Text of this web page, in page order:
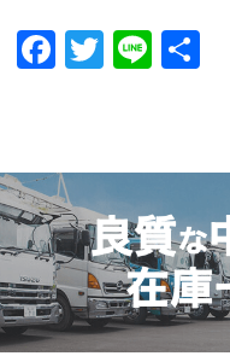
Facebook
Twitter
Line